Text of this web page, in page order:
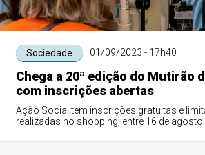
Sociedade 01/09/2023 - 17h40
Chega a 20ª edição do Mutirão
com inscrições abertas
Ação Social tem inscrições gratuitas e
realizadas no shopping, entre 16 de agosto